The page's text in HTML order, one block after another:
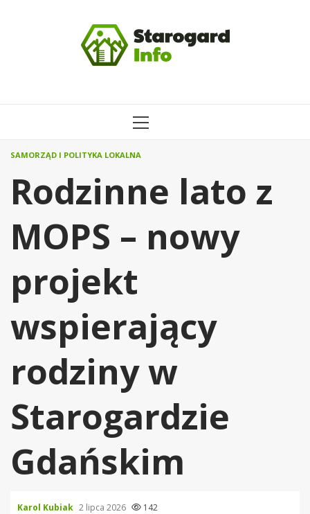
MENU
SAMORZĄD I POLITYKA LOKALNA
Rodzinne lato z
MOPS – nowy
projekt
wspierający
rodziny w
Starogardzie
Gdańskim
Karol Kubiak 2 lipca 2026 142